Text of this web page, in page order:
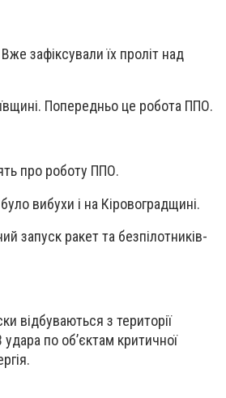
зафіксували їх проліт над
Попередньо це робота ППО.
про роботу ППО.
вибухи і на Кіровоградщині.
запуск ракет та безпілотників-
відбуваються з території
по об’єктам критичної